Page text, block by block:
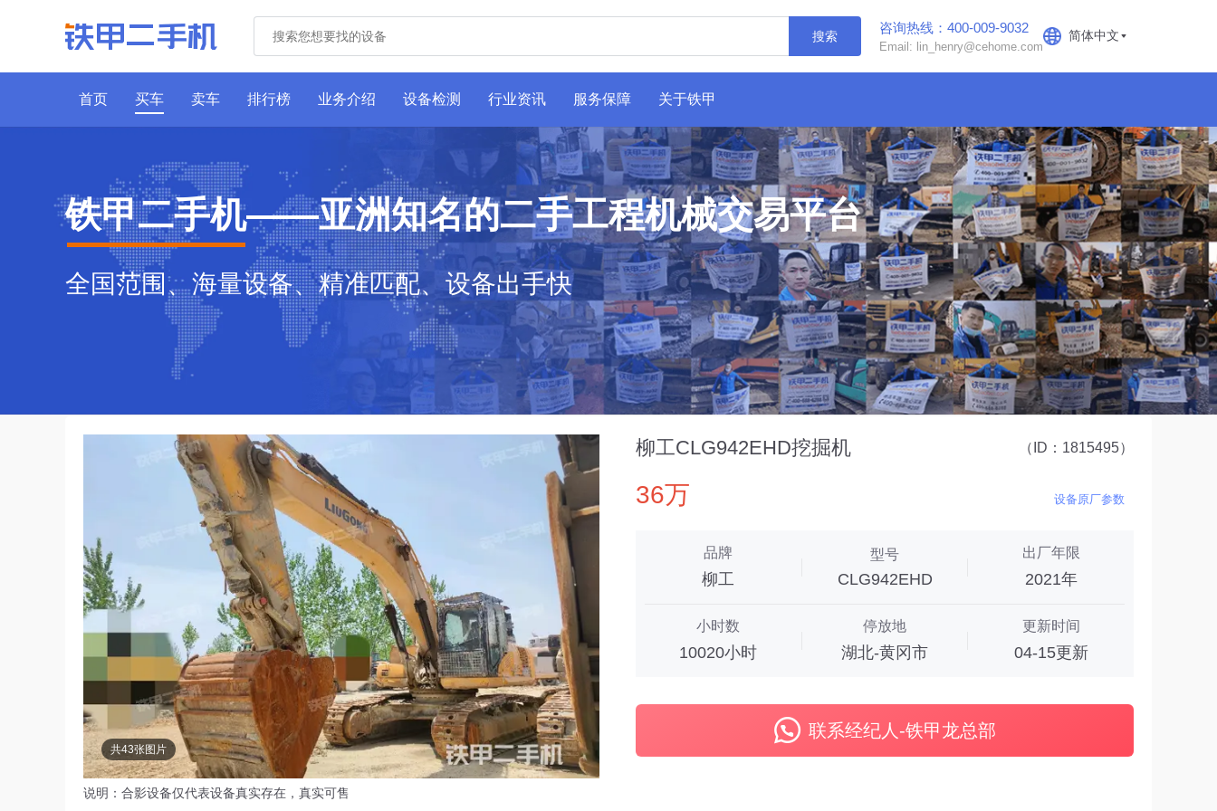
搜索
咨询热线：400-009-9032
Email: lin_henry@cehome.com
简体中文
首页 买车 卖车 排行榜 业务介绍 设备检测 行业资讯 服务保障 关于铁甲
铁甲二手机——亚洲知名的二手工程机械交易平台
全国范围、海量设备、精准匹配、设备出手快
共43张图片
说明：合影设备仅代表设备真实存在，真实可售
柳工CLG942EHD挖掘机 （ID：1815495）
36万 设备原厂参数
品牌
柳工
型号
CLG942EHD
出厂年限
2021年
小时数
10020小时
停放地
湖北-黄冈市
更新时间
04-15更新
联系经纪人-铁甲龙总部